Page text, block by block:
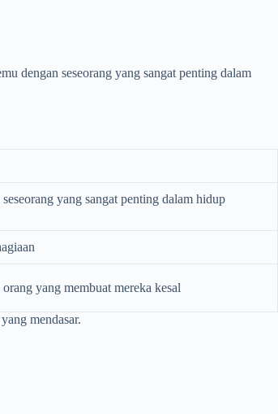
dengan seseorang yang sangat penting dalam
yang sangat penting dalam hidup
yang membuat mereka kesal
mendasar.